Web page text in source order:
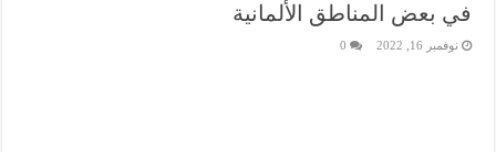
في بعض المناطق الألمانية
نوفمبر 16, 2022 0